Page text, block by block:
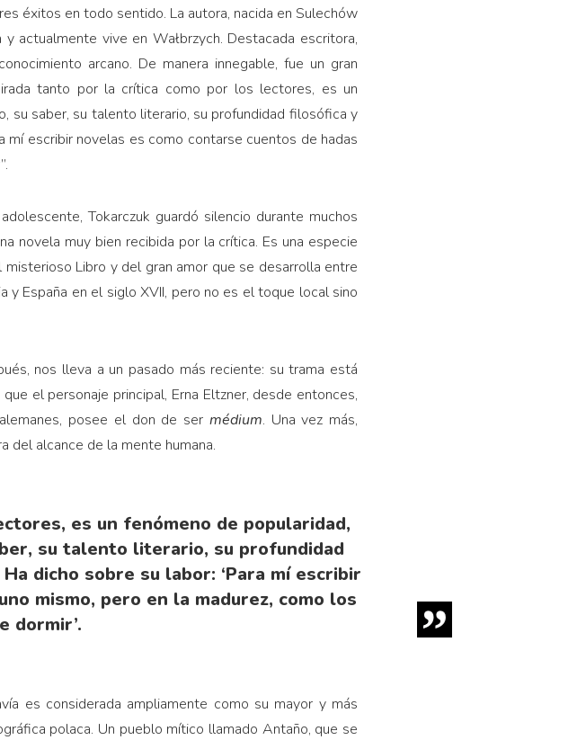
éxitos en todo sentido. La autora, nacida en Sulechów
actualmente vive en Wałbrzych. Destacada escritora,
arcano. De manera innegable, fue un gran
tanto por la crítica como por los lectores, es un
su saber, su talento literario, su profundidad filosófica y
mí escribir novelas es como contarse cuentos de hadas
Tokarczuk guardó silencio durante muchos
novela muy bien recibida por la crítica. Es una especie
Libro y del gran amor que se desarrolla entre
y España en el siglo XVII, pero no es el toque local sino
nos lleva a un pasado más reciente: su trama está
el personaje principal, Erna Eltzner, desde entonces,
posee el don de ser médium. Una vez más,
del alcance de la mente humana.
es un fenómeno de popularidad,
su talento literario, su profundidad
dicho sobre su labor: ‘Para mí escribir
mismo, pero en la madurez, como los
dormir’.
es considerada ampliamente como su mayor y más
polaca. Un pueblo mítico llamado Antaño, que se